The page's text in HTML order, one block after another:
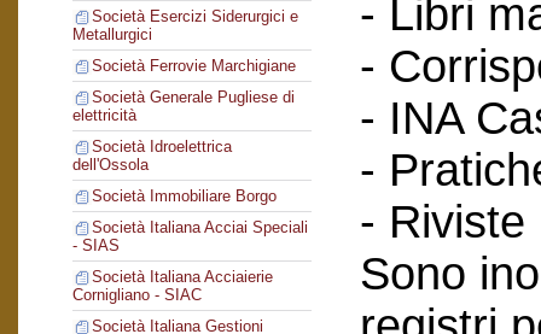
Società Esercizi Siderurgici e
Metallurgici
Società Ferrovie Marchigiane
Società Generale Pugliese di
elettricità
Società Idroelettrica
dell'Ossola
Società Immobiliare Borgo
Società Italiana Acciai Speciali
- SIAS
Società Italiana Acciaierie
Cornigliano - SIAC
Società Italiana Gestioni
- Libri
-
- INA
-
- Riviste
Sono